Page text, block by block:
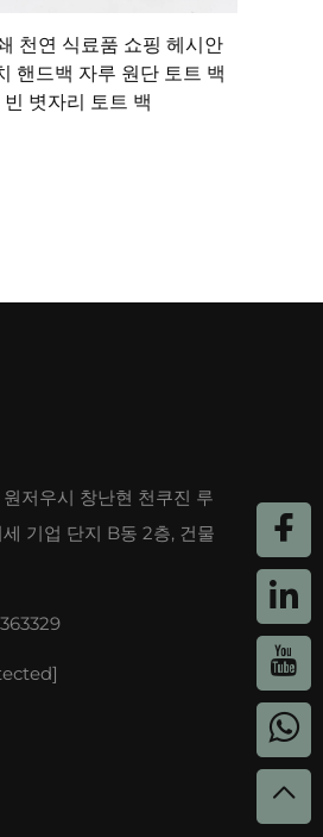
에 이상적이며, 가벼
물품들을 수납할 수
구입한 기념품을 담
수 있습니다. 내구성
을 수 있는 합성 섬유
플하고 미니멀한 디
된 브랜드 이미지를
, 컨퍼런스에 참석하
을 사은품용 가방으
천연 식료품 쇼핑 헤시안
핸드백 자루 원단 토트 백
빈 볏자리 토트 백
저우시 창난현 천쿠진 루
세 기업 단지 B동 2층, 건물